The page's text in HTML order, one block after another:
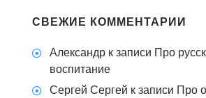
СВЕЖИЕ КОММЕНТАРИИ
Александр к записи Про
воспитание
Сергей Сергей к записи Про